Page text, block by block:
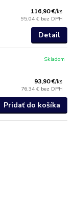
116,90 €/ks
95,04 € bez DPH
Detail
93,90 €/ks
76,34 € bez DPH
Skladom
Pridať do košíka